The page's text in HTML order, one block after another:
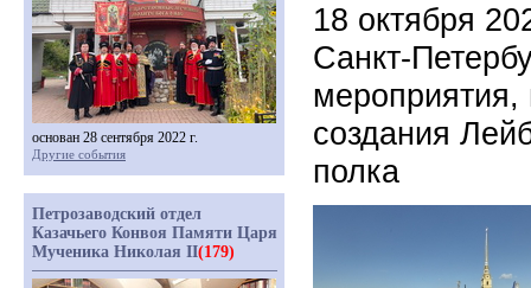
18 октября
Санкт-
создания
полка
основан 28 сентября 2022 г.
Другие события
Петрозаводский отдел
Казачьего Конвоя Памяти Царя
Мученика Николая II(179)